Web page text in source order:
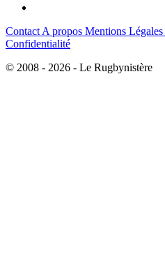
Contact A propos Mentions Légales
Confidentialité
© 2008 - 2026 - Le Rugbynistère